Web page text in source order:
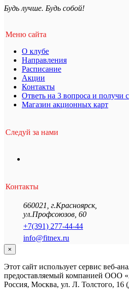
Будь лучше. Будь собой!
Меню сайта
О клубе
Направления
Расписание
Акции
Контакты
Ответь на 3 вопроса и получи
Магазин акционных карт
Следуй за нами
Контакты
660021 г.Красноярск,
ул.Профсоюзов, 60
+7(391) 277-44-44
info@fitnex.ru
×
Этот сайт использует сервис веб-
предоставляемый компанией ООО
Россия, Москва, ул. Л. Толстого, 16